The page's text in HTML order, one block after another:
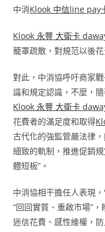
中消Klook 中信line pay
Klook 永豐 大衛卡
籠罩疏散，對規范以後
對此，中消協呼吁商家
識和規定認識，不麼，
Klook 永豐 大衛卡
花費者的滿足度和取得
古代化的強監管嚴法律，
細致的軌制，推進促銷
體短板”。
中消協相干擔任人表現
“回回實質、重啟市場”，
迷信花費、感性維權，